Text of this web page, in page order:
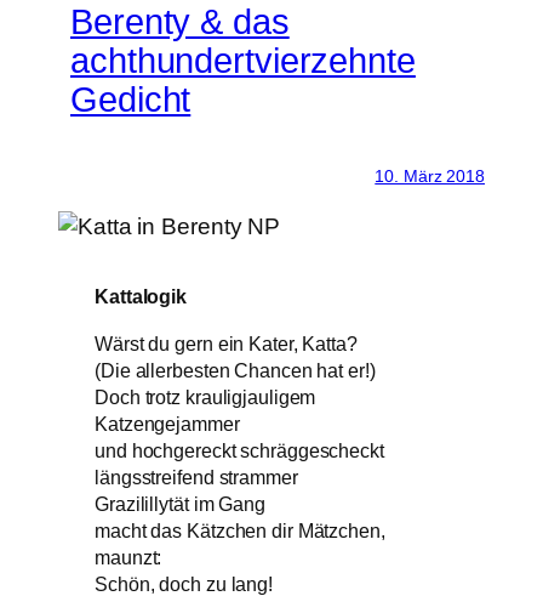
Berenty & das
achthundertvierzehnte
Gedicht
10. März 2018
Kattalogik
Wärst du gern ein Kater, Katta?
(Die allerbesten Chancen hat er!)
Doch trotz krauligjauligem
Katzengejammer
und hochgereckt schräggescheckt
längsstreifend strammer
Grazilillytät im Gang
macht das Kätzchen dir Mätzchen,
maunzt:
Schön, doch zu lang!